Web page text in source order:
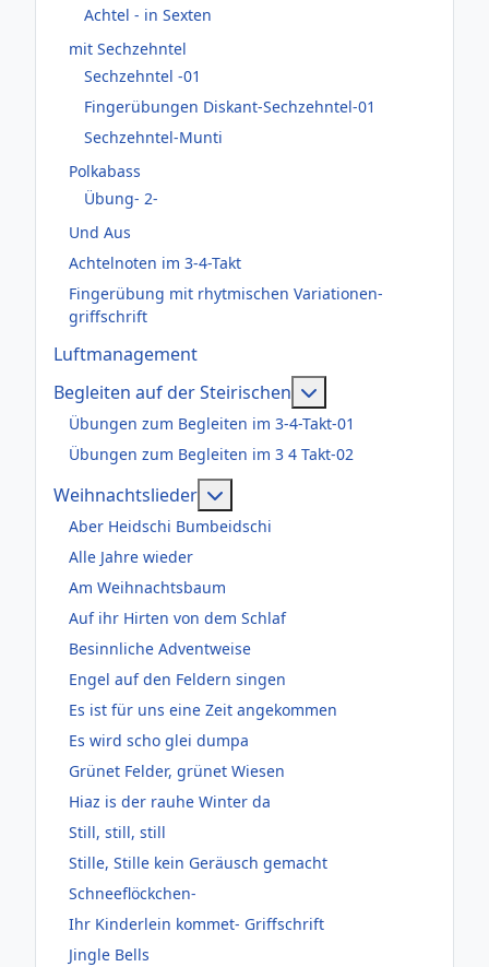
Achtel - in Sexten
mit Sechzehntel
Sechzehntel -01
Fingerübungen Diskant-Sechzehntel-01
Sechzehntel-Munti
Polkabass
Übung- 2-
Und Aus
Achtelnoten im 3-4-Takt
Fingerübung mit rhytmischen Variationen-
griffschrift
Luftmanagement
Begleiten auf der Steirischen
Übungen zum Begleiten im 3-4-Takt-01
Übungen zum Begleiten im 3 4 Takt-02
Weihnachtslieder
Aber Heidschi Bumbeidschi
Alle Jahre wieder
Am Weihnachtsbaum
Auf ihr Hirten von dem Schlaf
Besinnliche Adventweise
Engel auf den Feldern singen
Es ist für uns eine Zeit angekommen
Es wird scho glei dumpa
Grünet Felder, grünet Wiesen
Hiaz is der rauhe Winter da
Still, still, still
Stille, Stille kein Geräusch gemacht
Schneeflöckchen-
Ihr Kinderlein kommet- Griffschrift
Jingle Bells